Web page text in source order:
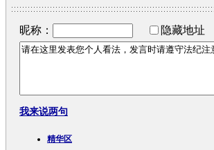
昵称：
隐藏地址
我来说两句
精华区